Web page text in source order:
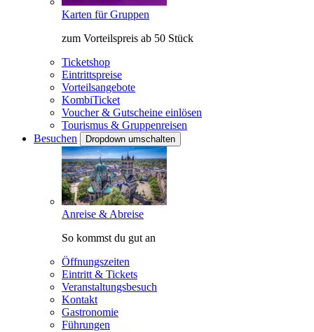
Karten für Gruppen
zum Vorteilspreis ab 50 Stück
Ticketshop
Eintrittspreise
Vorteilsangebote
KombiTicket
Voucher & Gutscheine einlösen
Tourismus & Gruppenreisen
Besuchen
Dropdown umschalten
Anreise & Abreise
So kommst du gut an
Öffnungszeiten
Eintritt & Tickets
Veranstaltungsbesuch
Kontakt
Gastronomie
Führungen